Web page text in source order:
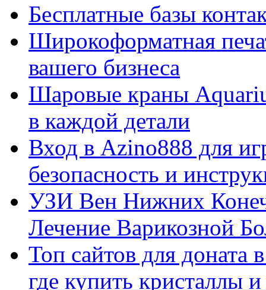
Бесплатные базы
Широкоформатная
вашего бизнеса
Шаровые краны
в каждой детали
Вход в Azino888 для
безопасность и
УЗИ Вен Нижних
Лечение Варикозной
Топ сайтов для
где купить кристаллы